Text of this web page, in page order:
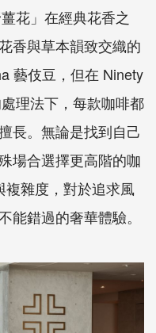
花」在經典花香之
香與草本韻致交織的
藝伎豆，但在 Ninety
理法下，每款咖啡都
長。無論是找到自己
場合選擇更高階的咖
雜度，對於追求風
能錯過的奢華體驗。